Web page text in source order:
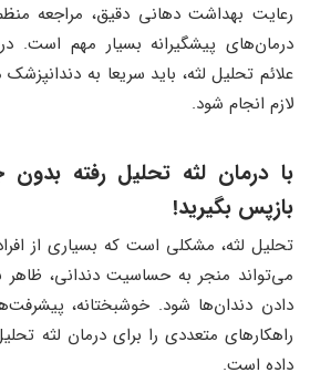
رعایت بهداشت دهانی دقیق، مراجعه
درمان‌های پیشگیرانه بسیار مهم است.
علائم تحلیل لثه، باید سریعا به
لازم انجام شود.
با درمان لثه تحلیل رفته بدون
بازپس بگیرید!
تحلیل لثه، مشکلی است که بسیاری از
می‌تواند منجر به حساسیت دندانی،
دادن دندان‌ها شود. خوشبختانه،
راهکارهای متعددی را برای درمان لثه
داده است.